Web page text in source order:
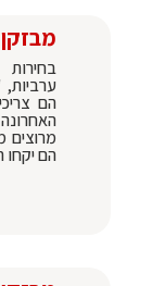
הם
הם יקחו